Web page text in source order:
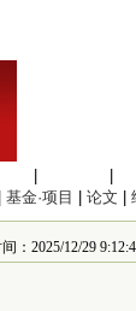
基金·项目 论文
：2025/12/29